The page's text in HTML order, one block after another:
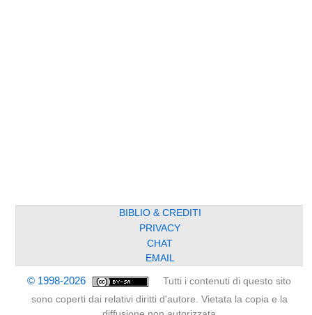
BIBLIO & CREDITI
PRIVACY
CHAT
EMAIL
© 1998-2026
Tutti i contenuti di questo sito
sono coperti dai relativi diritti d'autore. Vietata la copia e la